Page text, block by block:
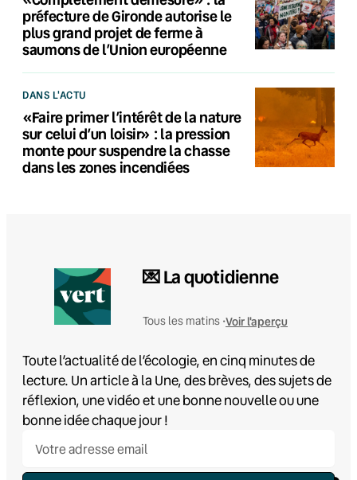
préfecture de Gironde autorise le
plus grand projet de ferme à
saumons de l’Union européenne
DANS L'ACTU
«Faire primer l’intérêt de la nature
sur celui d’un loisir» : la pression
monte pour suspendre la chasse
dans les zones incendiées
💌 La quotidienne
Tous les matins •Voir l'aperçu
Toute l’actualité de l’écologie, en cinq minutes de
lecture. Un article à la Une, des brèves, des sujets de
réflexion, une vidéo et une bonne nouvelle ou une
bonne idée chaque jour !